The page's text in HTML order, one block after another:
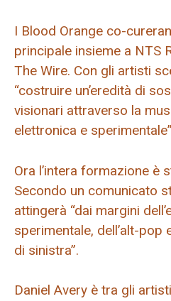
I Blood Orange co-
principale insieme a NTS
The Wire. Con gli artisti
“costruire un’eredità di
visionari attraverso la
elettronica e
Ora l’intera formazione è
Secondo un comunicato
attingerà “dai margini
sperimentale, dell’alt-pop
di sinistra”.
Daniel Avery è tra gli